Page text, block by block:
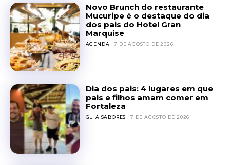
Novo Brunch do restaurante
Mucuripe é o destaque do dia
dos pais do Hotel Gran
Marquise
AGENDA 7 DE AGOSTO DE 2026
Dia dos pais: 4 lugares em que
pais e filhos amam comer em
Fortaleza
GUIA SABORES 7 DE AGOSTO DE 2026